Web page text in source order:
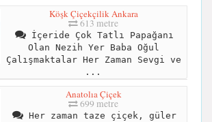
Köşk Çiçekçilik Ankara
613 metre
İçeride Çok Tatlı Papağanı
Olan Nezih Yer Baba Oğul
Çalışmaktalar Her Zaman Sevgi ve
...
Anatolıa Çiçek
699 metre
Her zaman taze çiçek, güler